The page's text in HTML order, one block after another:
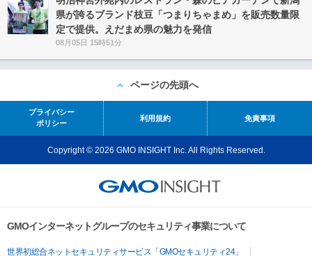
県が誇るブランド枝豆「つまりちゃまめ」を販売数量限
定で提供。えだまめ県の魅力を発信
08月05日 15時51分
ページの先頭へ
プライバシー
ポリシー
利用規約 免責事項
Copyright © 2026 GMO INSIGHT Inc. All Rights Reserved.
GMOインターネットグループのセキュリティ事業について
世界初総合ネットセキュリティサービス「GMOセキュリティ24」